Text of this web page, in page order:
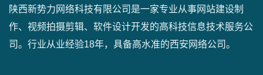
陕西新势力网络科技有限公司是一家专业从事网站建设制
作、视频拍摄剪辑、软件设计开发的高科技信息技术服务公
司。行业从业经验18年，具备高水准的西安网络公司。